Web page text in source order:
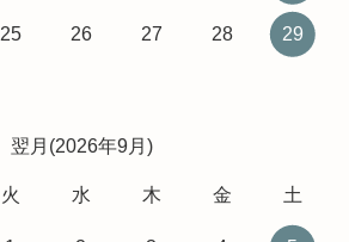
25 26 27 28 29
翌月(2026年9月)
火 水 木 金 土